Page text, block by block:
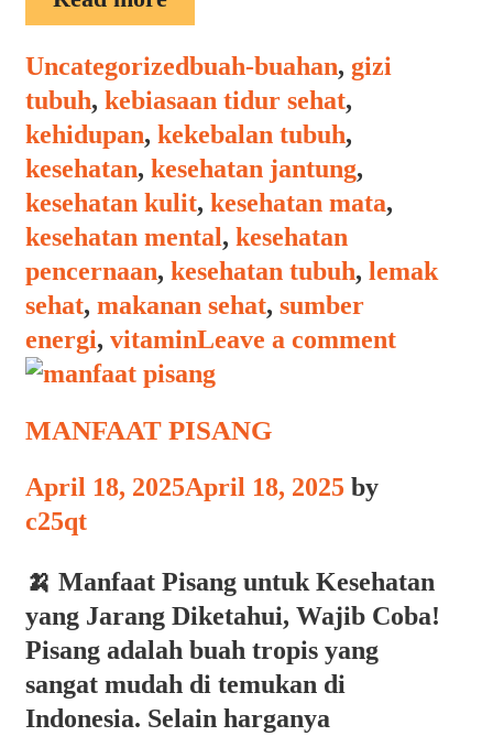
LECI
Categories
UncategorizedTags
buah-buahan, gizi
tubuh, kebiasaan tidur sehat,
kehidupan, kekebalan tubuh,
kesehatan, kesehatan jantung,
kesehatan kulit, kesehatan mata,
kesehatan mental, kesehatan
pencernaan, kesehatan tubuh, lemak
sehat, makanan sehat, sumber
energi, vitaminLeave a comment
MANFAAT PISANG
April 18, 2025April 18, 2025 by
c25qt
🍌 Manfaat Pisang untuk Kesehatan
yang Jarang Diketahui, Wajib Coba!
Pisang adalah buah tropis yang
sangat mudah di temukan di
Indonesia. Selain harganya